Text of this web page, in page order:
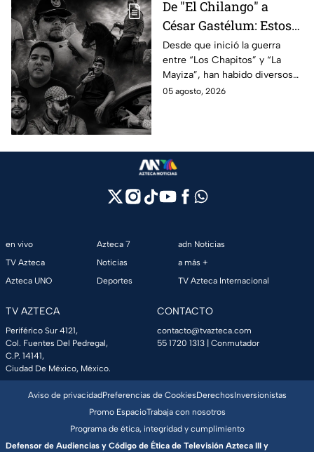
De "El Chilango" a
César Gastélum: Estos
son los 10 influencers
asesinados por la
guerra entre "Los
Chapitos" y "La Mayiza"
Desde que inició la guerra
entre “Los Chapitos” y “La
Mayiza”, han habido diversos
asesinatos, entre ellos los de
05 agosto, 2026
en vivo
TV Azteca
Azteca UNO
Azteca 7
Noticias
Deportes
adn Noticias
a más +
TV Azteca Internacional
TV AZTECA
Periférico Sur 4121,
Col. Fuentes Del Pedregal,
C.P. 14141,
Ciudad De México, México.
CONTACTO
contacto@tvazteca.com
55 1720 1313 | Conmutador
Aviso de privacidadPreferencias de CookiesDerechosInversionistas
Promo EspacioTrabaja con nosotros
Programa de ética, integridad y cumplimiento
Defensor de Audiencias y Código de Ética de Televisión Azteca III y